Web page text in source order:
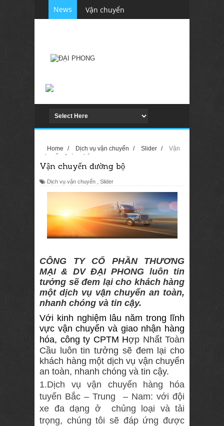
News
Vận chuyển
Thanh - Lạng
tải Hợp Nhất
Cho thuê xe
container mở
( Đầu kéo )
Cho thuê xe
tải 2,5 tấn(
thùng kín)
Cho thuê xe
tải 3,5 tấn(
thùng bạt,
thùng kín)
Cho thuê xe
tải 5 tấn
Cho thuê xe
tải 8 tấn
Cho thuê xe
tải 10 tấn ( 3
chân )
Home / Dịch vụ vận chuyển / Slider /
Vận
chuyển đường bộ
Vận chuyển đường bộ
Dịch vụ vận chuyển Slider
CÔNG TY CỔ PHẦN THƯƠNG
MẠI & DV ĐẠI PHONG luôntin
tưởng sẽ đem lại cho khách hàng
một dịch vụ vận chuyển an toàn,
nhanh chóng và tin cậy.
Với kinh nghiệm lâu năm trong lĩnh
vực vận chuyển và giao nhận hàng
hóa, công ty CPTM Hợp Nhất Toàn
Cầu luôn tin tưởng sẽ đem lại cho
khách hàng một dịch vụ vận chuyển
an toàn, nhanh chóng và tin cậy.
1.Dịch vụ vận chuyển hàng hóa
tuyến Bắc – Trung – Nam: với đội
xe đa dạng ở chủng loại và tải
trọng, chúng tôi sẽ đáp ứng được